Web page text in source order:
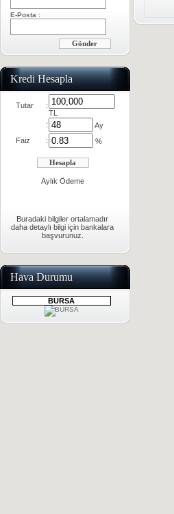
E-Posta :
Kredi Hesapla
Tutar
:
TL
:
Ay
Faiz
: %
Aylık Ödeme
Buradaki bilgiler ortalamadır
daha detaylı bilgi için bankalara
başvurunuz.
Hava Durumu
BURSA